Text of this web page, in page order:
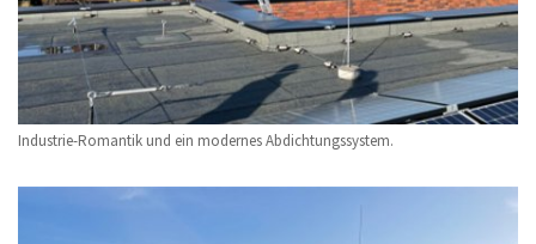
Industrie-Romantik und ein modernes Abdichtungssystem.